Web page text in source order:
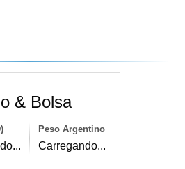
& Bolsa
Peso Argentino
Carregando...